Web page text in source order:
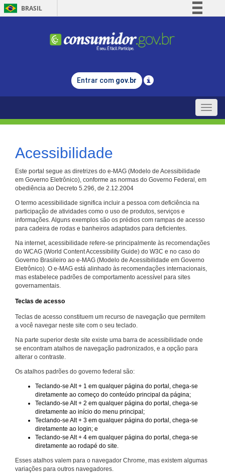
BRASIL
Comunica BR
Legislação
Entrar com gov.br
Toggle
Acessibilidade
Este portal segue as diretrizes do e-MAG (Modelo de Acessibilidade
em Governo Eletrônico), conforme as normas do Governo Federal, em
obediência ao Decreto 5.296, de 2.12.2004
O termo acessibilidade significa incluir a pessoa com deficiência na
participação de atividades como o uso de produtos, serviços e
informações. Alguns exemplos são os prédios com rampas de acesso
para cadeira de rodas e banheiros adaptados para deficientes.
Na internet, acessibilidade refere-se principalmente às recomendações
do WCAG (World Content Accessibility Guide) do W3C e no caso do
Governo Brasileiro ao e-MAG (Modelo de Acessibilidade em Governo
Eletrônico). O e-MAG está alinhado às recomendações internacionais,
mas estabelece padrões de comportamento acessível para sites
governamentais.
Teclas de acesso
Teclas de acesso constituem um recurso de navegação que permitem
a você navegar neste site com o seu teclado.
Na parte superior deste site existe uma barra de acessibilidade onde
se encontram atalhos de navegação padronizados, e a opção para
alterar o contraste.
Os atalhos padrões do governo federal são:
Teclando-se Alt + 1 em qualquer página do portal, chega-se
diretamente ao começo do conteúdo principal da página;
Teclando-se Alt + 2 em qualquer página do portal, chega-se
diretamente ao início do menu principal;
Teclando-se Alt + 3 em qualquer página do portal, chega-se
diretamente ao login; e
Teclando-se Alt + 4 em qualquer página do portal, chega-se
diretamente ao rodapé do site.
Esses atalhos valem para o navegador Chrome, mas existem algumas
variações para outros navegadores.